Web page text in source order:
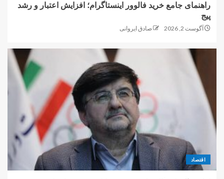
راهنمای جامع خرید فالوور اینستاگرام؛ افزایش اعتبار و رشد
پیج
آگوست 2, 2026 صادق ایروانی
اقتصاد